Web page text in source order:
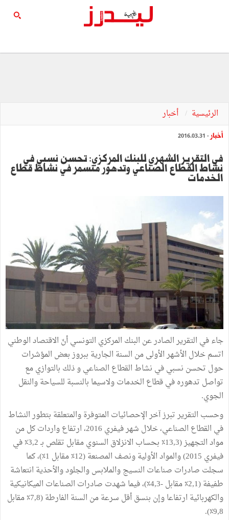
الرئيسية أخبار
أخبار - 2016.03.31
في التقرير الشهري للبنك المركزي: تحسن نسبي في
نشاط القطاع الصناعي وتدهور متسمر في نشاط قطاع
الخدمات
جاء في التقرير الصادر عن البنك المركزي التونسي أنّ الاقتصاد الوطني
اتسم خلال الأشهر الأولى من السنة الجارية ببروز بعض المؤشرات
حول تحسن نسبي في نشاط القطاع الصناعي و ذلك بالتوازي مع
تواصل تدهوره في قطاع الخدمات ولاسيما بالنسبة للسياحة والنقل
الجوي.
وحسب التقرير تبرز آخر الإحصائيات المتوفرة والمتعلقة بتطور النشاط
في القطاع الصناعي، خلال شهر فيفري 2016، ارتفاع واردات كل من
مواد التجهيز (13,3٪ بحساب الانزلاق السنوي مقابل تقلص بـ 3,2٪ في
فيفري 2015) والمواد الأولية ونصف المصنعة (12٪ مقابل 1٪)، كما
سجلت صادرات صناعات النسيج والملابس والجلود والأحذية انتعاشة
طفيفة (2,1٪ مقابل -4,3٪)، فيما شهدت صادرات الصناعات الميكانيكية
والكهربائية ارتفاعا وإن بنسق أقل سرعة من السنة الفارطة (7,8٪ مقابل
9,8٪).